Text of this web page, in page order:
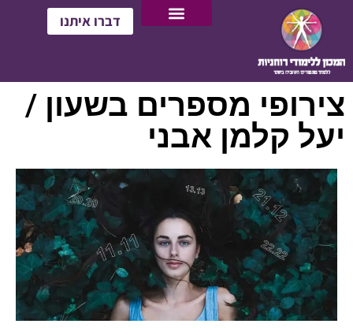
דברו איתנו
צירופי מספרים בשעון /
יעל קלמן אבני